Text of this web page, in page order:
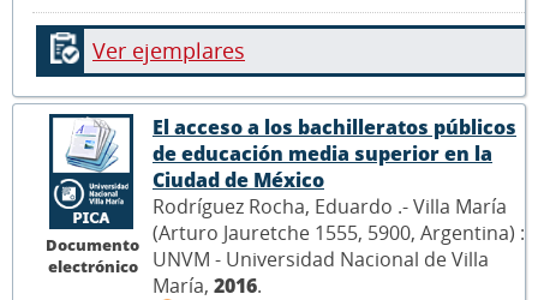
Ver ejemplares
Documento
electrónico
El acceso a los bachilleratos públicos
de educación media superior en la
Ciudad de México
Rodríguez Rocha, Eduardo .- Villa María
(Arturo Jauretche 1555, 5900, Argentina) :
UNVM - Universidad Nacional de Villa
María, 2016.